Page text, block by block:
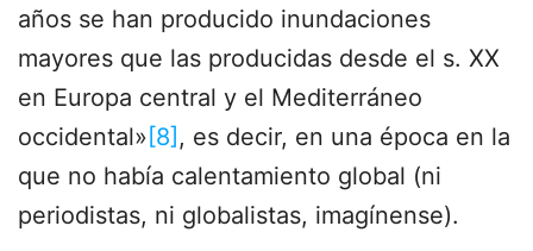
años se han producido inundaciones
mayores que las producidas desde el s. XX
en Europa central y el Mediterráneo
occidental» [8] , es decir, en una época en la
que no había calentamiento global (ni
periodistas, ni globalistas, imagínense).